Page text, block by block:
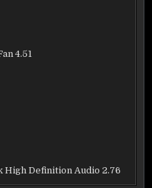
4.51
High Definition Audio 2.76